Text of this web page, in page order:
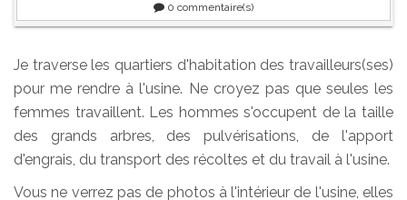
0 commentaire(s)
Je traverse les quartiers d'habitation des travailleurs(ses)
pour me rendre à l'usine. Ne croyez pas que seules les
femmes travaillent. Les hommes s'occupent de la taille
des grands arbres, des pulvérisations, de l'apport
d'engrais, du transport des récoltes et du travail à l'usine.
Vous ne verrez pas de photos à l'intérieur de l'usine, elles